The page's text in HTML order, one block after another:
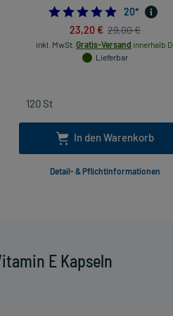
E Kapseln
5.0
20*
23,20 € 29,00 €
inkl. MwSt. Gratis-Versand innerhalb D.
Lieferbar
In den Warenkorb
Detail- & Pflichtinformationen